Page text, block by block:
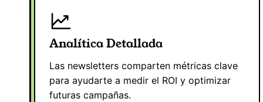
Analítica Detallada
Las newsletters comparten métricas clave
para ayudarte a medir el ROI y optimizar
futuras campañas.